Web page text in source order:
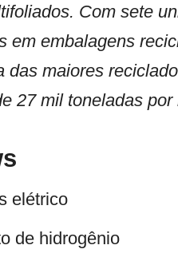
Com sete
em embalagens
maiores
27 mil toneladas por
elétrico
de hidrogênio